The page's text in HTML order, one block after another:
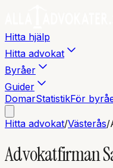
Hitta hjälp
Hitta advokat
Byråer
Guider
DomarStatistikFör
Hitta advokat/Västerås/
Advokatfirman